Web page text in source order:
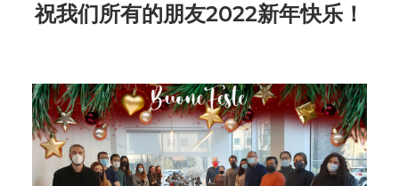
祝我们所有的朋友2022新年快乐！